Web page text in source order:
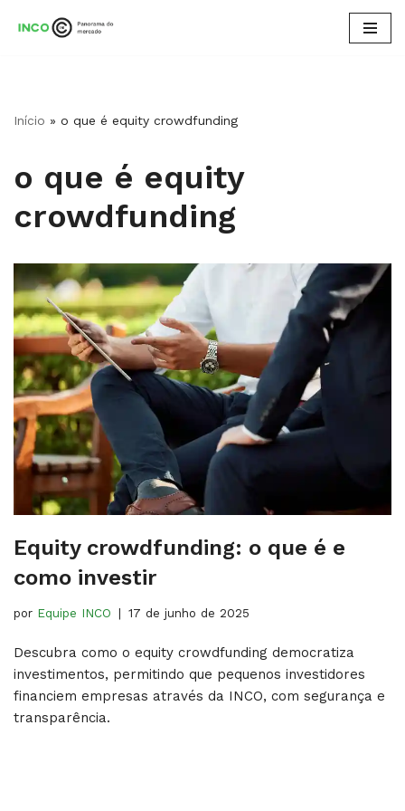
conteúdo
Início » o que é equity crowdfunding
o que é equity
crowdfunding
Equity crowdfunding​: o que é e
como investir
por Equipe INCO 17 de junho de 2025
Descubra como o equity crowdfunding democratiza
investimentos, permitindo que pequenos investidores
financiem empresas através da INCO, com segurança e
transparência.